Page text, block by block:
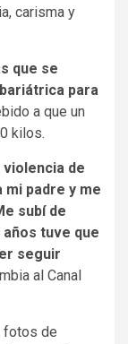
carisma y
que se
para
a que un
kilos.
violencia de
mi padre y me
subí de
tuve que
seguir
al Canal
fotos de